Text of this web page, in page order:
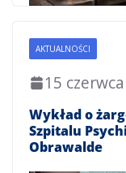
AKTUALNOŚCI
15
Wykład o
Szpitalu
Obrawalde